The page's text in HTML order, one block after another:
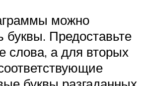
можно
Предоставьте
слова, а для вторых